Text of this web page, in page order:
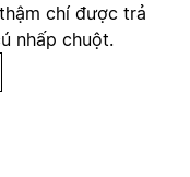
chí được trả
nhấp chuột.